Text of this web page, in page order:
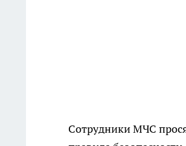
Сотрудники МЧС